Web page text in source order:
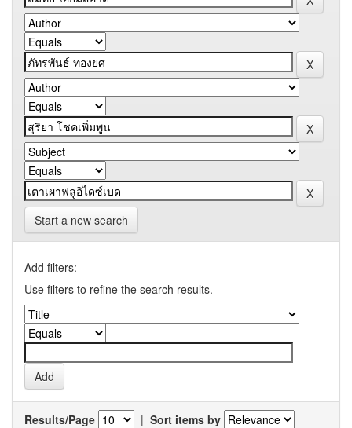
Start a new search
Add filters:
Use filters to refine the search results.
Results/Page | Sort items by